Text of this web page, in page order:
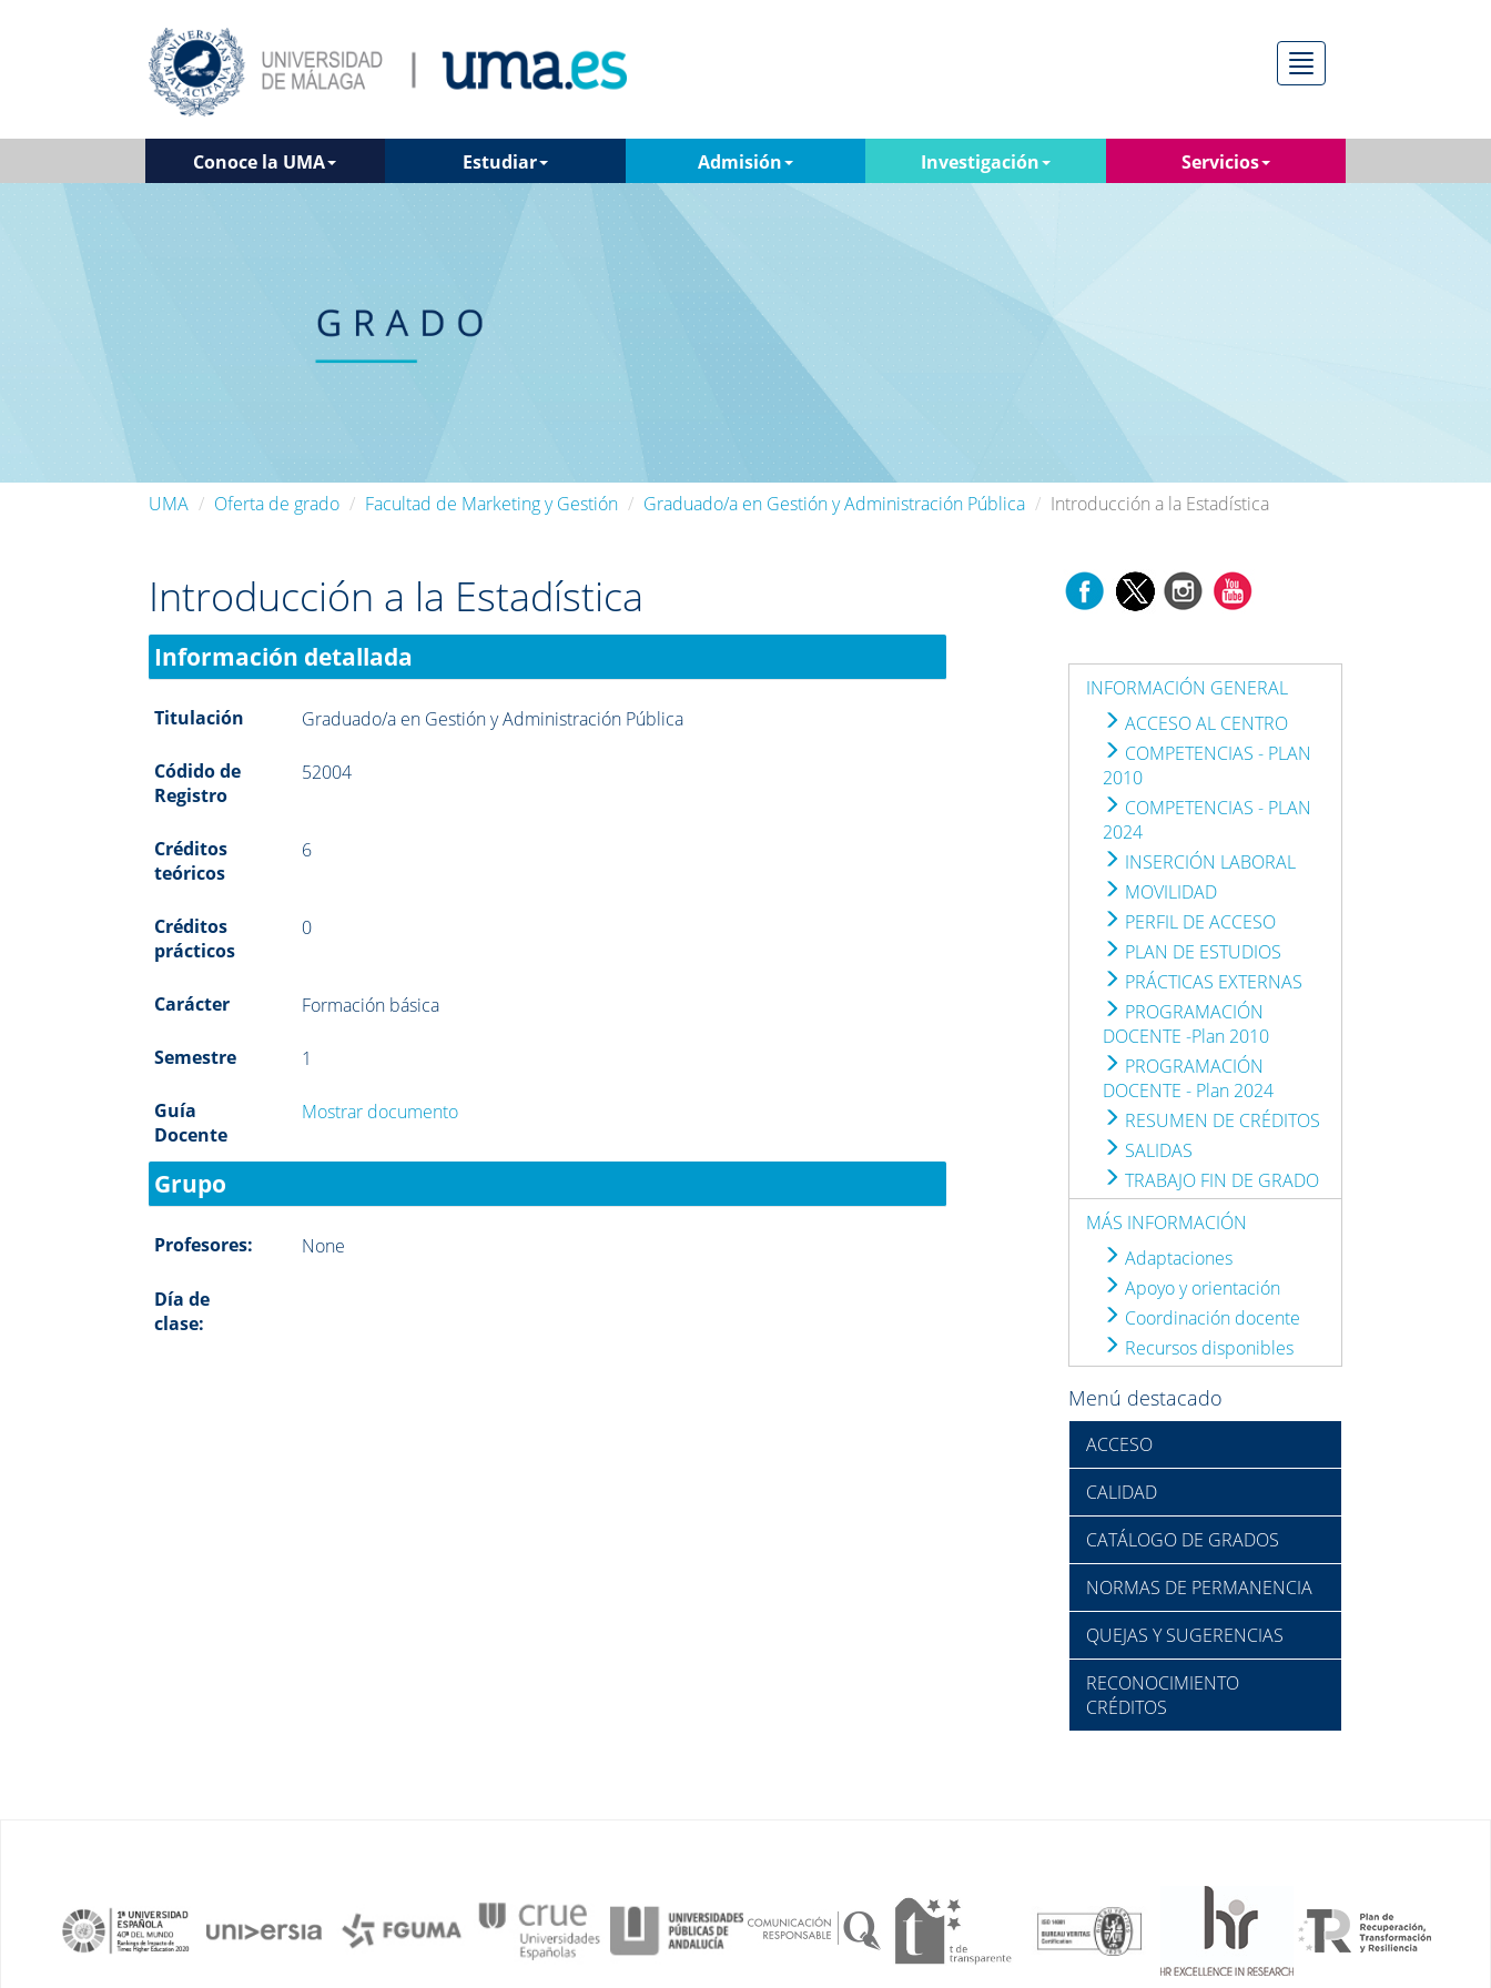
Menú
Conoce la UMA Estudiar Admisión Investigación Servicios
UMA Oferta de grado Facultad de Marketing y Gestión Graduado/a en Gestión y Administración Pública Introducción a la Estadística
Introducción a la Estadística
Información detallada
Titulación Graduado/a en Gestión y Administración Pública
Códido de
Registro
52004
Créditos
teóricos
6
Créditos
prácticos
0
Carácter Formación básica
Semestre 1
Guía
Docente
Mostrar documento
Grupo
Profesores: None
Día de
clase:
INFORMACIÓN GENERAL
ACCESO AL CENTRO
COMPETENCIAS - PLAN
2010
COMPETENCIAS - PLAN
2024
INSERCIÓN LABORAL
MOVILIDAD
PERFIL DE ACCESO
PLAN DE ESTUDIOS
PRÁCTICAS EXTERNAS
PROGRAMACIÓN
DOCENTE -Plan 2010
PROGRAMACIÓN
DOCENTE - Plan 2024
RESUMEN DE CRÉDITOS
SALIDAS
TRABAJO FIN DE GRADO
MÁS INFORMACIÓN
Adaptaciones
Apoyo y orientación
Coordinación docente
Recursos disponibles
Menú destacado
ACCESO
CALIDAD
CATÁLOGO DE GRADOS
NORMAS DE PERMANENCIA
QUEJAS Y SUGERENCIAS
RECONOCIMIENTO
CRÉDITOS